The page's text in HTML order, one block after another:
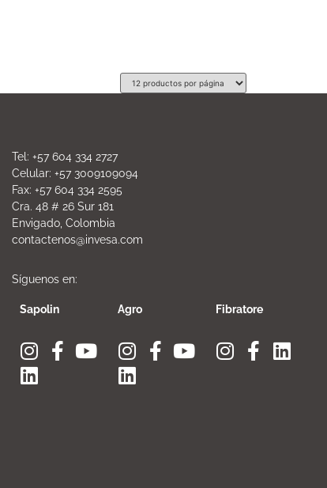
Tel: +57 604 334 2727
Celular: +57 3009109094
Fax: +57 604 334 2595
Cra. 48 # 26 Sur 181
Envigado, Colombia
contactenos@invesa.com
Síguenos en:
Sapolin Agro Fibratore